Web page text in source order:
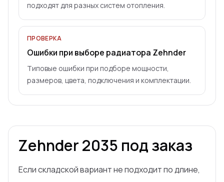
подходят для разных систем отопления.
ПРОВЕРКА
Ошибки при выборе радиатора Zehnder
Типовые ошибки при подборе мощности,
размеров, цвета, подключения и комплектации.
Zehnder2035 под заказ
Если складской вариант не подходит по длине,